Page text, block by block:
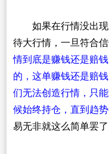
如果在行情没出现
待大行情，一旦符合
情到底是赚钱还是赔
的，这单赚钱还是赔
们无法创造行情，只
候始终持仓，直到趋
易无非就这么简单罢了